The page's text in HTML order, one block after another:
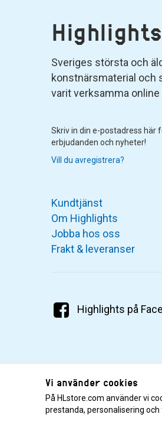
Highlights
Sveriges största och
konstnärsmaterial och
varit verksamma
Skriv in din e-postadress här
erbjudanden och nyheter!
Vill du avregistrera?
Kundtjänst
Om Highlights
Jobba hos oss
Frakt & leveranser
Highlights på
© 2001–2026 Highlights/KR
Vi använder cookies
På HLstore.com använder vi
prestanda, personalisering